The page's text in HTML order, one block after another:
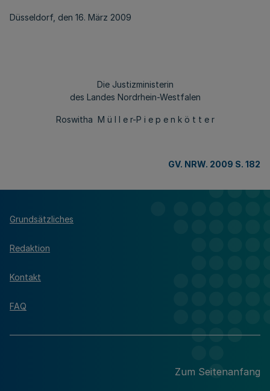
Düsseldorf, den 16. März 2009
Die Justizministerin
des Landes Nordrhein-Westfalen
Roswitha M ü l l e r-P i e p e n k ö t t e r
GV. NRW. 2009 S. 182
Grundsätzliches
Redaktion
Kontakt
FAQ
Zum Seitenanfang